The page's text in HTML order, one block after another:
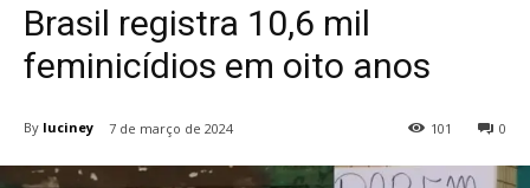
Brasil registra 10,6 mil
feminicídios em oito anos
By luciney 7 de março de 2024 0
101